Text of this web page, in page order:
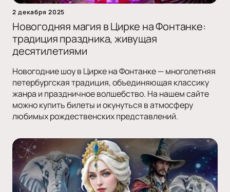
2 декабря 2025
Новогодняя магия в Цирке на Фонтанке:
традиция праздника, живущая
десятилетиями
Новогодние шоу в Цирке на Фонтанке — многолетняя
петербургская традиция, объединяющая классику
жанра и праздничное волшебство. На нашем сайте
можно купить билеты и окунуться в атмосферу
любимых рождественских представлений.